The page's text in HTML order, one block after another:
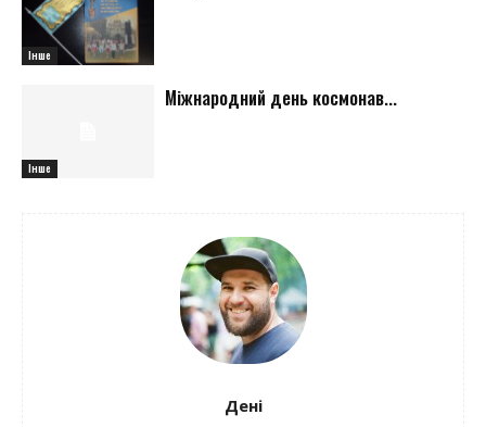
Інше
Інше
Міжнародний день космонав...
Дені